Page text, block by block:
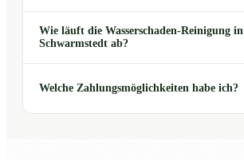
Wie läuft die Wasserschaden-Reinigung in
Schwarmstedt ab?
Welche Zahlungsmöglichkeiten habe ich?